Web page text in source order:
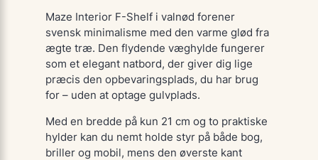
Maze Interior F-Shelf i valnød forener
svensk minimalisme med den varme glød fra
ægte træ. Den flydende væghylde fungerer
som et elegant natbord, der giver dig lige
præcis den opbevaringsplads, du har brug
for – uden at optage gulvplads.
Med en bredde på kun 21 cm og to praktiske
hylder kan du nemt holde styr på både bog,
briller og mobil, mens den øverste kant